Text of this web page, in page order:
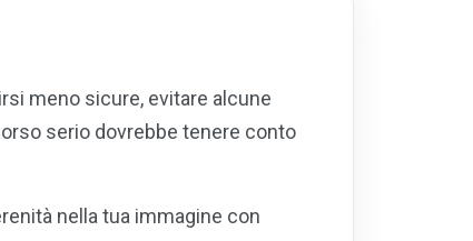
meno sicure, evitare alcune
serio dovrebbe tenere conto
nella tua immagine con